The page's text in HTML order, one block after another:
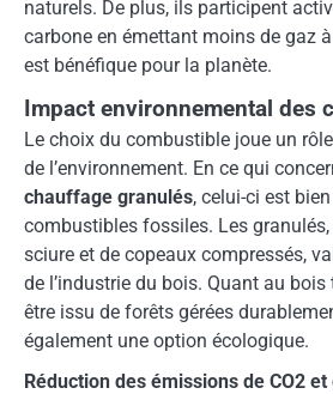
naturels. De plus, ils participent
carbone en émettant moins de gaz
est bénéfique pour la planète.
Impact environnemental des
Le choix du combustible joue un
de l’environnement. En ce qui
chauffage granulés, celui-ci est
combustibles fossiles. Les
sciure et de copeaux compressés,
de l’industrie du bois. Quant au
être issu de forêts gérées
également une option écologique.
Réduction des émissions de CO2